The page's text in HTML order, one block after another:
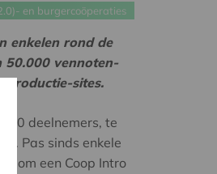
en burgercoöperaties
enkelen rond de
50.000 vennoten-
productie-sites.
50 deelnemers, te
Pas sinds enkele
om een Coop Intro